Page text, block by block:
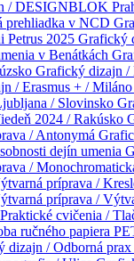
/ DESIGNBLOK
prehliadka v NCD
Petrus 2025 Grafický
v Benátkách
Grafický dizajn /
/ Erasmus + /
/ Slovinsko
2024 / Rakúsko
/ Antonymá
dejín umenia
/
príprava /
príprava /
cvičenia /
ručného papiera
dizajn / Odborná